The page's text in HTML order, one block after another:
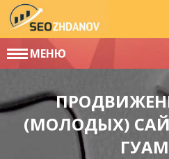
МЕНЮ
(МОЛОДЫХ)